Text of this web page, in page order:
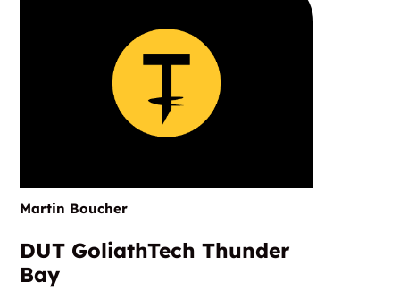
Martin Boucher
DUT GoliathTech Thunder
Bay